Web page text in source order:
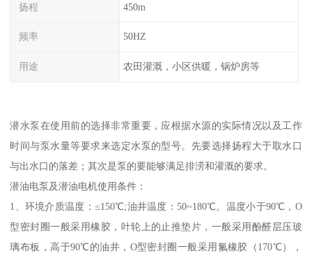
扬程 450m
频率 50HZ
用途 农田灌溉，小区供暖，锅炉房等
潜水泵在使用前的选择非常重要，应根据水源的实际情况以及工作
时间与泵水量等要求来选定水泵的型号。先要选择扬程大于取水口
与出水口的落差；其次是泵的要能够满足排涝和灌溉的要求。
潜油电泵及潜油电机使用条件：
1、环境介质温度：≤150℃;油井温度：50~180℃。温度小于90℃，O
型密封圈一般采用橡胶，叶轮上的止推垫片，一般采用酚醛层压玻
璃布板，高于90℃的油井，O型密封圈一般采用氟橡胶（170℃），